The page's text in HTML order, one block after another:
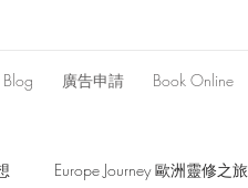
Blog 廣告申請 Book Online
Europe Journey 歐洲靈修之旅